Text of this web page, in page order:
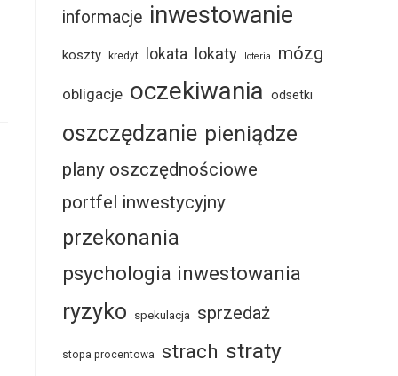
informacje inwestowanie
koszty kredyt lokata lokaty loteria mózg
obligacje oczekiwania odsetki
oszczędzanie pieniądze
plany oszczędnościowe
portfel inwestycyjny
przekonania
psychologia inwestowania
ryzyko spekulacja sprzedaż
stopa procentowa strach straty